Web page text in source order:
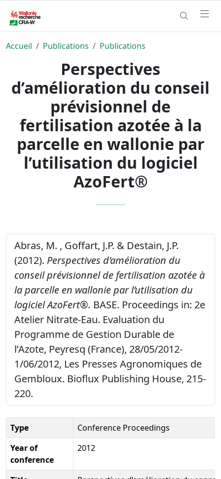
Accueil Publications Publications
Perspectives
d’amélioration du conseil
prévisionnel de
fertilisation azotée à la
parcelle en wallonie par
l’utilisation du logiciel
AzoFert®
Abras, M. , Goffart, J.P. & Destain, J.P.
(2012). Perspectives d’amélioration du
conseil prévisionnel de fertilisation azotée à
la parcelle en wallonie par l’utilisation du
logiciel AzoFert®. BASE. Proceedings in: 2e
Atelier Nitrate-Eau. Evaluation du
Programme de Gestion Durable de
l’Azote, Peyresq (France), 28/05/2012-
1/06/2012, Les Presses Agronomiques de
Gembloux. Bioflux Publishing House, 215-
220.
Type
Conference Proceedings
Year of
conference
2012